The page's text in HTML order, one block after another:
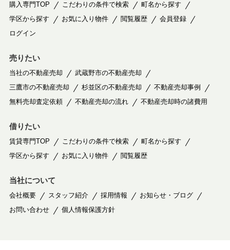
購入専門TOP こだわりの条件で検索
町名から探す
学区から探す
お気に入り物件 閲覧履歴
会員登録
ログイン
売りたい
当社の不動産売却
武蔵野市の不動産売却
三鷹市の不動産売却
杉並区の不動産売却
不動産売却事例
無料売却査定依頼
不動産売却の流れ 不動産売却時の諸費用
借りたい
賃貸専門TOP こだわりの条件で検索
町名から探す
学区から探す
お気に入り物件 閲覧履歴
当社について
会社概要 スタッフ紹介 採用情報
お知らせ・ブログ
お問い合わせ
個人情報保護方針